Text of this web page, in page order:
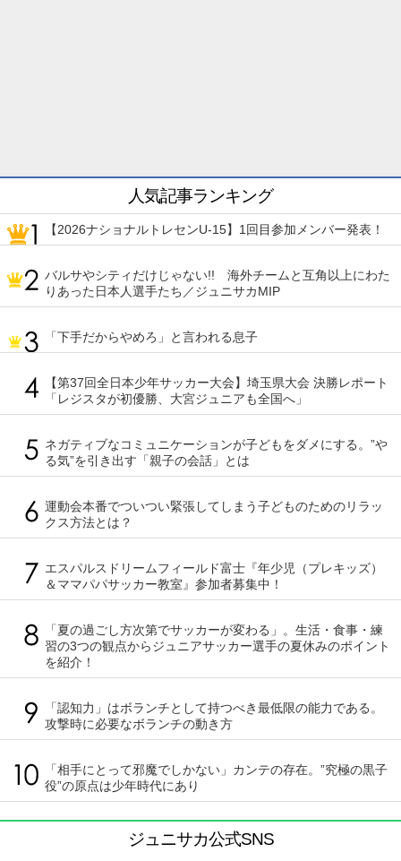
人気記事ランキング
【2026ナショナルトレセンU-15】1回目参加メンバー発表！
バルサやシティだけじゃない!! 海外チームと互角以上にわた
りあった日本人選手たち／ジュニサカMIP
「下手だからやめろ」と言われる息子
【第37回全日本少年サッカー大会】埼玉県大会 決勝レポート
「レジスタが初優勝、大宮ジュニアも全国へ」
ネガティブなコミュニケーションが子どもをダメにする。”や
る気”を引き出す「親子の会話」とは
運動会本番でついつい緊張してしまう子どものためのリラッ
クス方法とは？
エスパルスドリームフィールド富士『年少児（プレキッズ）
＆ママパパサッカー教室』参加者募集中！
「夏の過ごし方次第でサッカーが変わる」。生活・食事・練
習の3つの観点からジュニアサッカー選手の夏休みのポイント
を紹介！
「認知力」はボランチとして持つべき最低限の能力である。
攻撃時に必要なボランチの動き方
「相手にとって邪魔でしかない」カンテの存在。”究極の黒子
役”の原点は少年時代にあり
ジュニサカ公式SNS